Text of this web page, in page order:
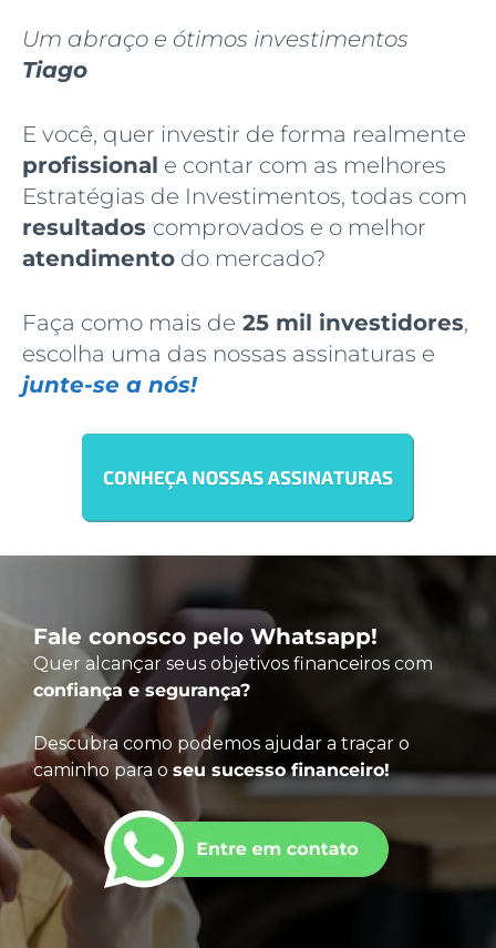
Um abraço e ótimos investimentos
Tiago
E você, quer investir de forma realmente
profissional e contar com as melhores
Estratégias de Investimentos, todas com
resultados comprovados e o melhor
atendimento do mercado?
Faça como mais de 25 mil investidores,
escolha uma das nossas assinaturas e
junte-se a nós!
Fale conosco pelo Whatsapp!
Quer alcançar seus objetivos financeiros com
confiança e segurança?
Descubra como podemos ajudar a traçar o
caminho para o seu sucesso financeiro!